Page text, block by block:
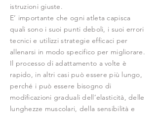
istruzioni giuste.
E’ importante che ogni atleta capisca
quali sono i suoi punti deboli, i suoi errori
tecnici e utilizzi strategie efficaci per
allenarsi in modo specifico per migliorare.
Il processo di adattamento a volte è
rapido, in altri casi può essere più lungo,
perché i può essere bisogno di
modificazioni graduali dell’elasticità, delle
lunghezze muscolari, della sensibilità e